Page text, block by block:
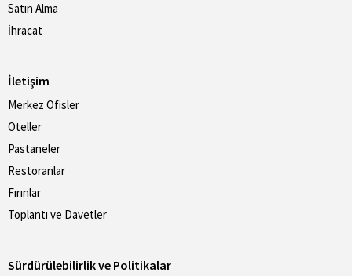
Satın Alma
İhracat
İletişim
Merkez Ofisler
Oteller
Pastaneler
Restoranlar
Fırınlar
Toplantı ve Davetler
Sürdürülebilirlik ve Politikalar